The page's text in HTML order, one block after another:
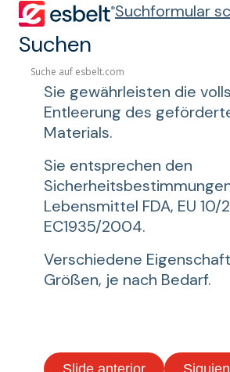
Suchformular
Suchen
Für den Transport von
(Getreide, Futtermittel,
usw.) in Elevatoren.
Sie gewährleisten die
Entleerung des
Materials.
Sie entsprechen den
Lebensmittel FDA, EU 10/
EC1935/2004.
Verschiedene
Größen, je nach Bedarf.
Slide anterior